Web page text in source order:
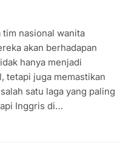
nasional wanita
akan berhadapan
hanya menjadi
tetapi juga memastikan
satu laga yang paling
Inggris di…